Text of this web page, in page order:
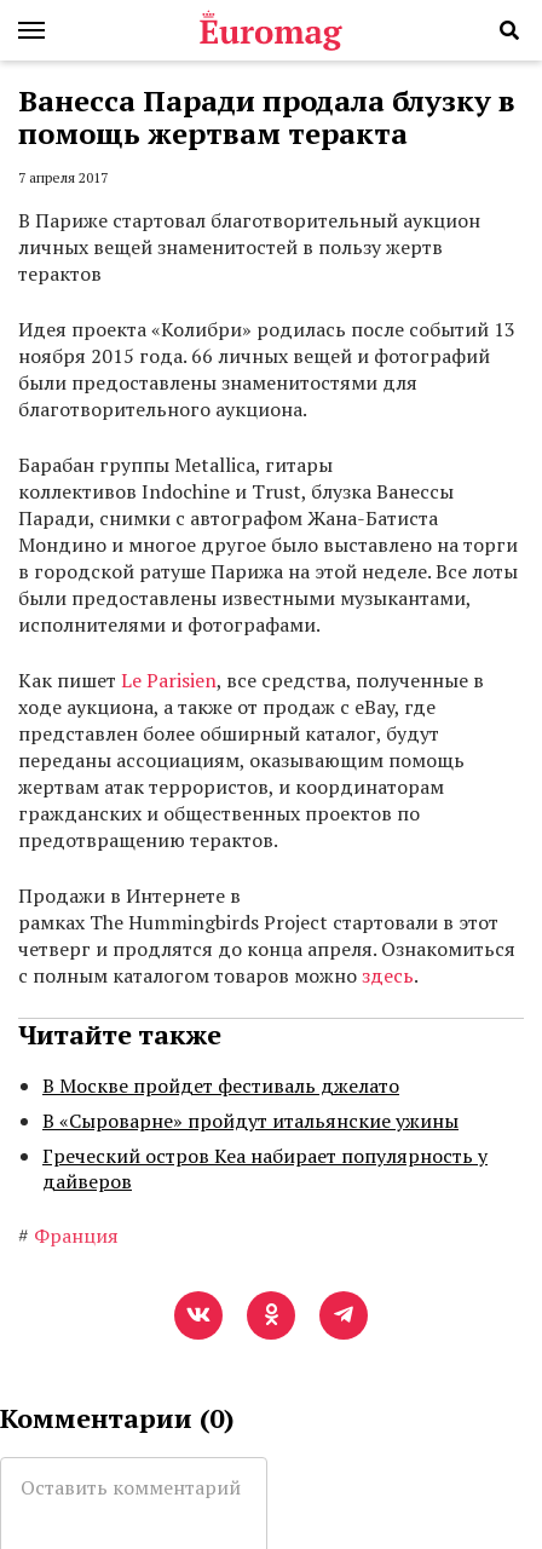
Ванесса Паради продала блузку в
помощь жертвам теракта
7 апреля 2017
В Париже стартовал благотворительный аукцион
личных вещей знаменитостей в пользу жертв
терактов
Идея проекта «Колибри» родилась после событий 13
ноября 2015 года. 66 личных вещей и фотографий
были предоставлены знаменитостями для
благотворительного аукциона.
Барабан группы Metallica, гитары
коллективов Indochine и Trust, блузка Ванессы
Паради, снимки с автографом Жана-Батиста
Мондино и многое другое было выставлено на торги
в городской ратуше Парижа на этой неделе. Все лоты
были предоставлены известными музыкантами,
исполнителями и фотографами.
Как пишет Le Parisien, все средства, полученные в
ходе аукциона, а также от продаж с eBay, где
представлен более обширный каталог, будут
переданы ассоциациям, оказывающим помощь
жертвам атак террористов, и координаторам
гражданских и общественных проектов по
предотвращению терактов.
Продажи в Интернете в
рамках The Hummingbirds Project стартовали в этот
четверг и продлятся до конца апреля. Ознакомиться
с полным каталогом товаров можноздесь.
Читайте также
В Москве пройдет фестиваль джелато
В «Сыроварне» пройдут итальянские ужины
Греческий остров Кеа набирает популярность у
дайверов
# Франция
Комментарии (0)